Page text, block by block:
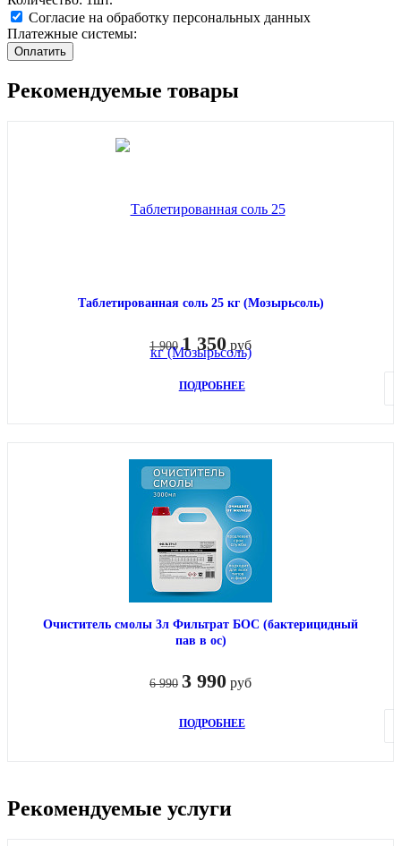
Согласие на обработку персональных данных
Платежные системы:
Рекомендуемые товары
Таблетированная соль 25 кг (Мозырьсоль)
1 900 1 350 руб
ПОДРОБНЕЕ
Очиститель смолы 3л Фильтрат БОС (бактерицидный
пав в ос)
6 990 3 990 руб
ПОДРОБНЕЕ
Рекомендуемые услуги